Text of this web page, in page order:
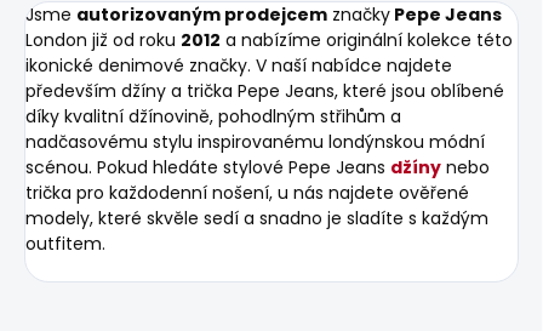
Jsme autorizovaným prodejcem značky Pepe Jeans
London již od roku 2012 a nabízíme originální kolekce této
ikonické denimové značky. V naší nabídce najdete
především džíny a trička Pepe Jeans, které jsou oblíbené
díky kvalitní džínovině, pohodlným střihům a
nadčasovému stylu inspirovanému londýnskou módní
scénou. Pokud hledáte stylové Pepe Jeans džíny nebo
trička pro každodenní nošení, u nás najdete ověřené
modely, které skvěle sedí a snadno je sladíte s každým
outfitem.